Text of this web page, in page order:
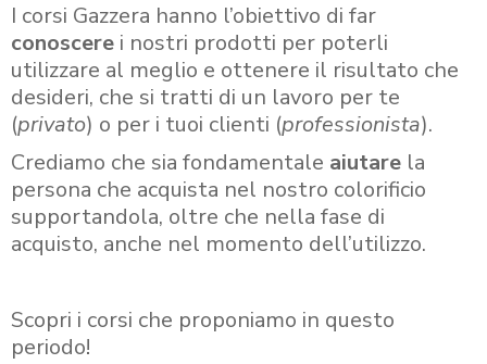
I corsi Gazzera hanno l’obiettivo di far
conoscere i nostri prodotti per poterli
utilizzare al meglio e ottenere il risultato che
desideri, che si tratti di un lavoro per te
(privato) o per i tuoi clienti (professionista).
Crediamo che sia fondamentale aiutare la
persona che acquista nel nostro colorificio
supportandola, oltre che nella fase di
acquisto, anche nel momento dell’utilizzo.
Scopri i corsi che proponiamo in questo
periodo!